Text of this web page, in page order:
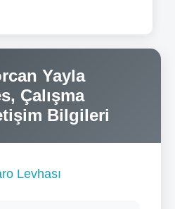
Yayla
Çalışma
Bilgileri
Levhası